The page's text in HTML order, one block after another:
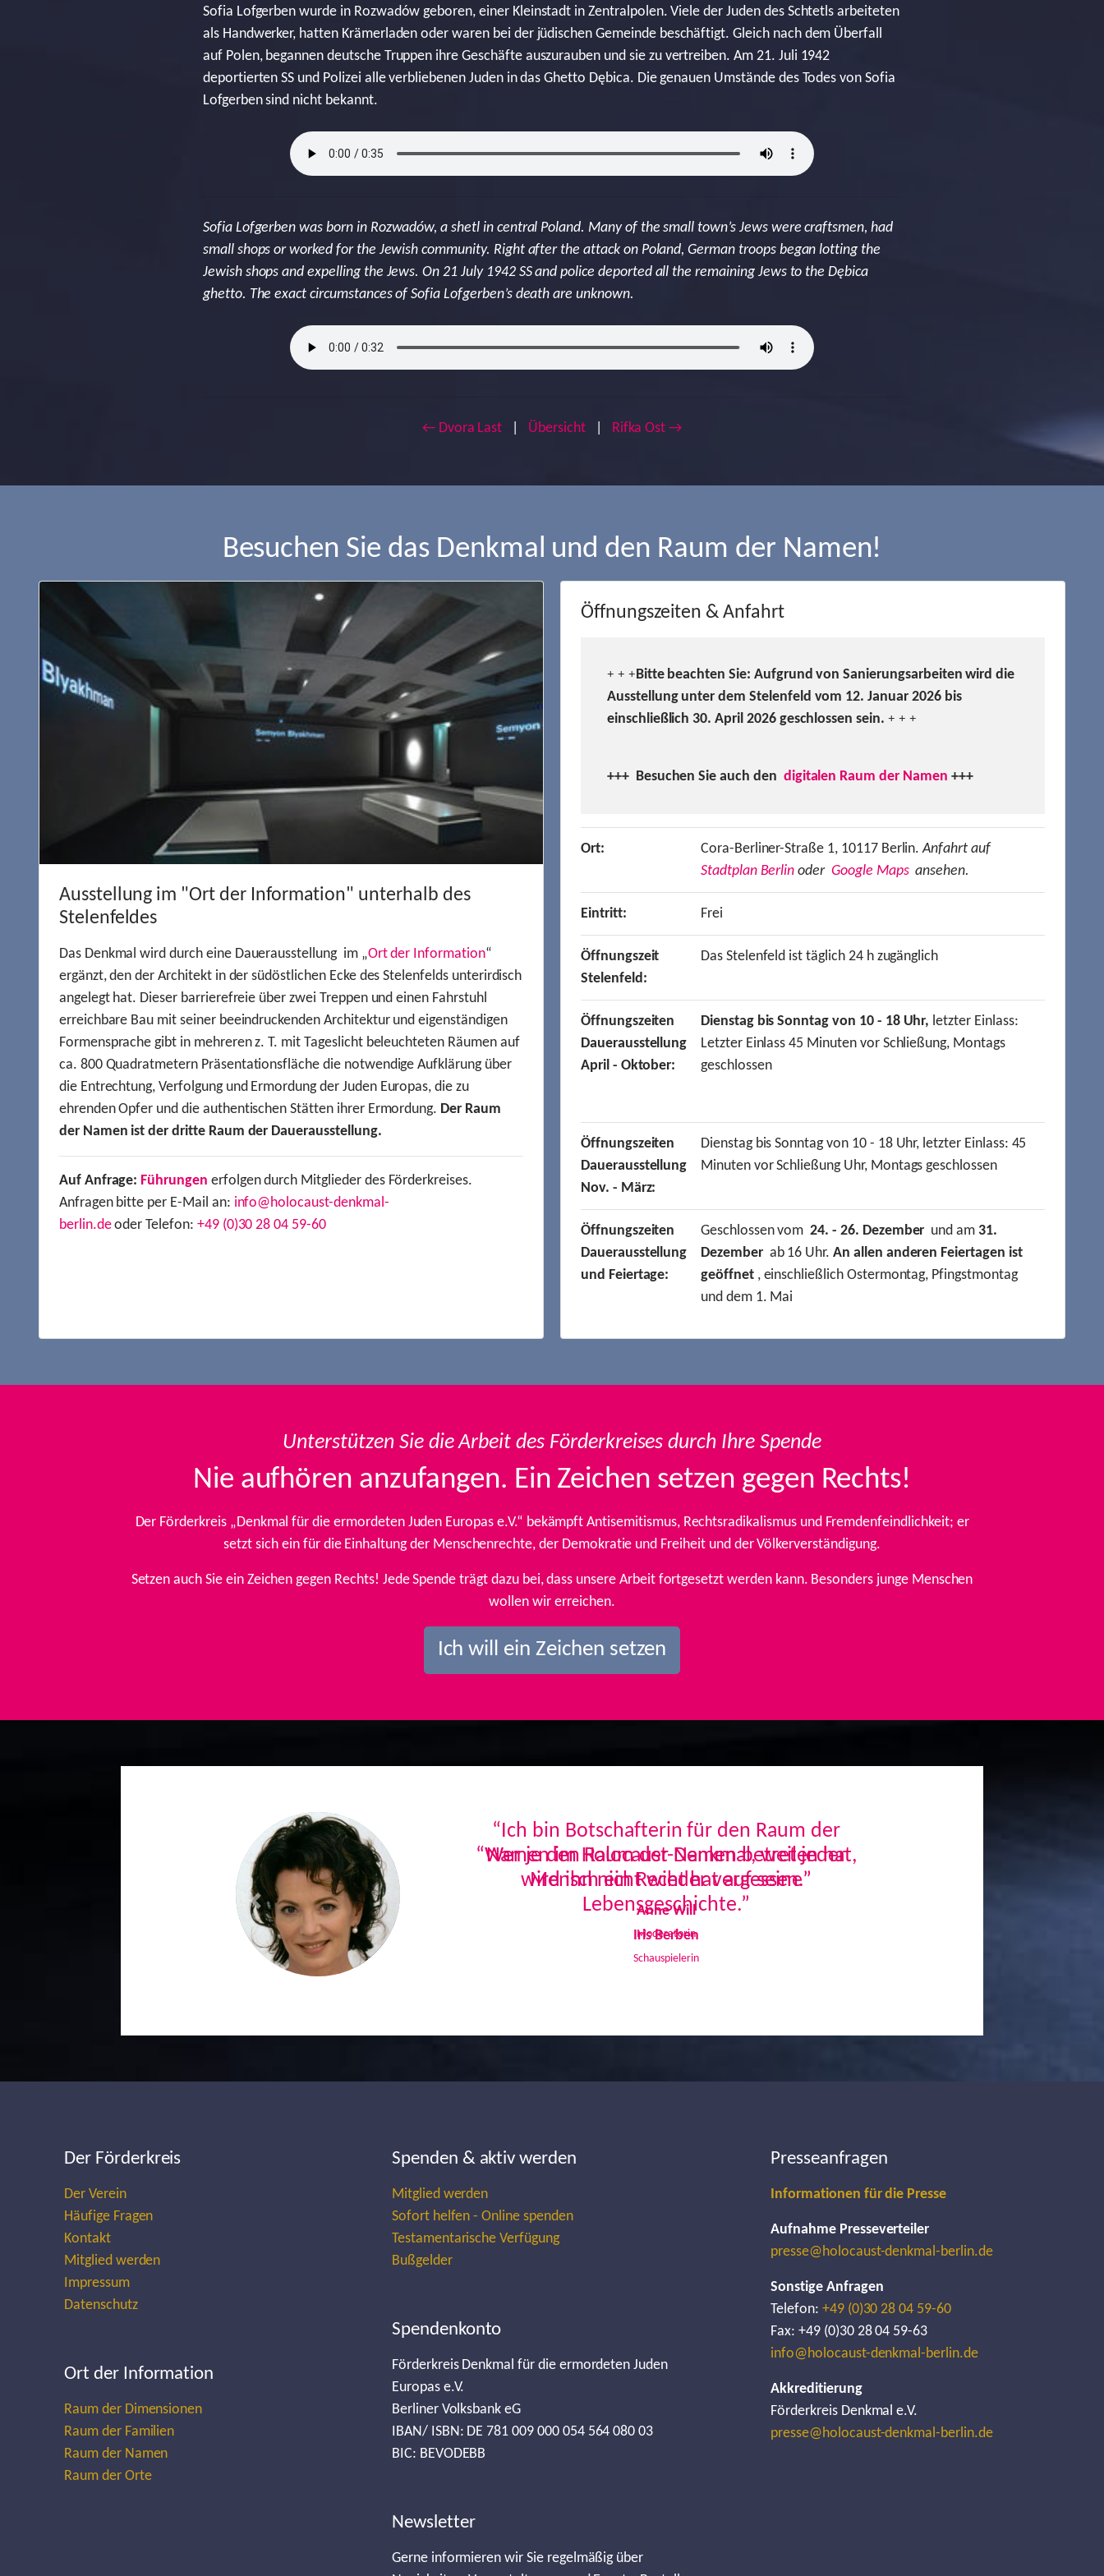
Sofia Lofgerben wurde in Rozwadów geboren, einer Kleinstadt in Zentralpolen. Viele der Juden des Schtetls arbeiteten
als Handwerker, hatten Krämerladen oder waren bei der jüdischen Gemeinde beschäftigt. Gleich nach dem Überfall
auf Polen, begannen deutsche Truppen ihre Geschäfte auszurauben und sie zu vertreiben. Am 21. Juli 1942
deportierten SS und Polizei alle verbliebenen Juden in das Ghetto Dębica. Die genauen Umstände des Todes von Sofia
Lofgerben sind nicht bekannt.
Sofia Lofgerben was born in Rozwadów, a shetl in central Poland. Many of the small town’s Jews were craftsmen, had
small shops or worked for the Jewish community. Right after the attack on Poland, German troops began lotting the
Jewish shops and expelling the Jews. On 21 July 1942 SS and police deported all the remaining Jews to the Dębica
ghetto. The exact circumstances of Sofia Lofgerben’s death are unknown.
← Dvora Last Übersicht Rifka Ost →
Besuchen Sie das Denkmal und den Raum der Namen!
Ausstellung im "Ort der Information" unterhalb des
Stelenfeldes
Das Denkmal wird durch eine Dauerausstellung im „Ort der Information“
ergänzt, den der Architekt in der südöstlichen Ecke des Stelenfelds unterirdisch
angelegt hat. Dieser barrierefreie über zwei Treppen und einen Fahrstuhl
erreichbare Bau mit seiner beeindruckenden Architektur und eigenständigen
Formensprache gibt in mehreren z. T. mit Tageslicht beleuchteten Räumen auf
ca. 800 Quadratmetern Präsentationsfläche die notwendige Aufklärung über
die Entrechtung, Verfolgung und Ermordung der Juden Europas, die zu
ehrenden Opfer und die authentischen Stätten ihrer Ermordung. Der Raum
der Namen ist der dritte Raum der Dauerausstellung.
Auf Anfrage: Führungen erfolgen durch Mitglieder des Förderkreises.
Anfragen bitte per E-Mail an: info@holocaust-denkmal-
berlin.deoder Telefon: +49 (0)30 28 04 59-60
Öffnungszeiten & Anfahrt
+ + +Bitte beachten Sie: Aufgrund von Sanierungsarbeiten wird die
Ausstellung unter dem Stelenfeld vom 12. Januar 2026 bis
einschließlich 30. April 2026 geschlossen sein. + + +
+++ Besuchen Sie auch den digitalen Raum der Namen +++
Ort: Cora-Berliner-Straße 1, 10117 Berlin.Anfahrt auf
Stadtplan Berlin oder Google Mapsansehen.
Eintritt: Frei
Öffnungszeit
Stelenfeld:
Das Stelenfeld ist täglich 24 h zugänglich
Öffnungszeiten
Dauerausstellung
April - Oktober:
Dienstag bis Sonntag von 10 - 18 Uhr, letzter Einlass:
Letzter Einlass 45 Minuten vor Schließung, Montags
geschlossen
Öffnungszeiten
Dauerausstellung
Nov. - März:
Dienstag bis Sonntag von 10 - 18 Uhr, letzter Einlass: 45
Minuten vor Schließung Uhr, Montags geschlossen
Öffnungszeiten
Dauerausstellung
und Feiertage:
Geschlossen vom24. - 26. Dezember und am31.
Dezemberab 16 Uhr.An allen anderen Feiertagen ist
geöffnet, einschließlich Ostermontag, Pfingstmontag
und dem 1. Mai
Unterstützen Sie die Arbeit des Förderkreises durch Ihre Spende
Nie aufhören anzufangen. Ein Zeichen setzen gegen Rechts!
Der Förderkreis „Denkmal für die ermordeten Juden Europas e.V.“ bekämpft Antisemitismus, Rechtsradikalismus und Fremdenfeindlichkeit; er
setzt sich ein für die Einhaltung der Menschenrechte, der Demokratie und Freiheit und der Völkerverständigung.
Setzen auch Sie ein Zeichen gegen Rechts! Jede Spende trägt dazu bei, dass unsere Arbeit fortgesetzt werden kann. Besonders junge Menschen
wollen wir erreichen.
Ich will ein Zeichen setzen
“Ich bin Botschafterin für den Raum der
Namen im Holocaust-Denkmal, weil jeder
Mensch ein Recht hat auf seine
Lebensgeschichte.”
Iris Berben
Schauspielerin
Previous
Der Förderkreis
Der Verein
Häufige Fragen
Kontakt
Mitglied werden
Impressum
Datenschutz
Ort der Information
Raum der Dimensionen
Raum der Familien
Raum der Namen
Raum der Orte
Spenden & aktiv werden
Mitglied werden
Sofort helfen - Online spenden
Testamentarische Verfügung
Bußgelder
Spendenkonto
Förderkreis Denkmal für die ermordeten Juden
Europas e.V.
Berliner Volksbank eG
IBAN/ ISBN: DE 781 009 000 054 564 080 03
BIC: BEVODEBB
Newsletter
Gerne informieren wir Sie regelmäßig über
Presseanfragen
Informationen für die Presse
Aufnahme Presseverteiler
presse@holocaust-denkmal-berlin.de
Sonstige Anfragen
Telefon: +49 (0)30 28 04 59-60
Fax: +49 (0)30 28 04 59-63
info@holocaust-denkmal-berlin.de
Akkreditierung
Förderkreis Denkmal e.V.
presse@holocaust-denkmal-berlin.de